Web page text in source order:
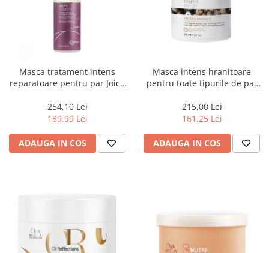
Masca tratament intens
reparatoare pentru par Joico
Mask, 500 ml
254,10 Lei
189,99 Lei
ADAUGA IN COS
Masca intens hranitoare
pentru toate tipurile de par
Strength Intensive Treatment,
500 ml
215,00 Lei
161,25 Lei
ADAUGA IN COS